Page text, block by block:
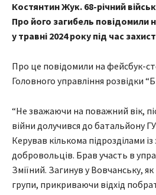
Костянтин Жук. 68-річний
Про його загибель повідомили
у травні 2024 року під час
Про це повідомили на фейсбук-
Головного управління розвідки
“Не зважаючи на поважний вік,
війни долучився до батальйону
Керував кількома підрозділами
добровольців. Брав участь в
Зміїний. Загинув у Вовчанську,
групи, прикриваючи відхід